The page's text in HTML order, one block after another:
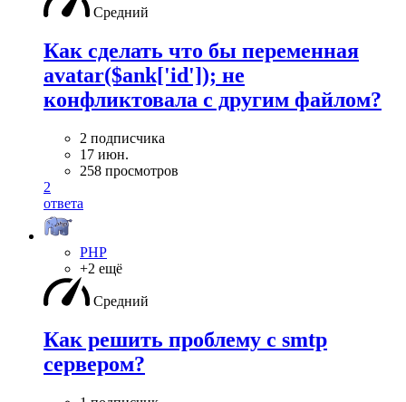
Средний
Как сделать что бы переменная
avatar($ank['id']); не
конфликтовала с другим файлом?
2 подписчика
17 июн.
258 просмотров
2
ответа
PHP
+2 ещё
Средний
Как решить проблему с smtp
сервером?